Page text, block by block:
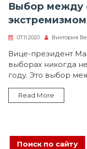
Выбор между
экстремизмом
07.11.2020 Виктория
Вице-президент
выборах никогда
году. Это выбор
Read More
Поиск по сайту